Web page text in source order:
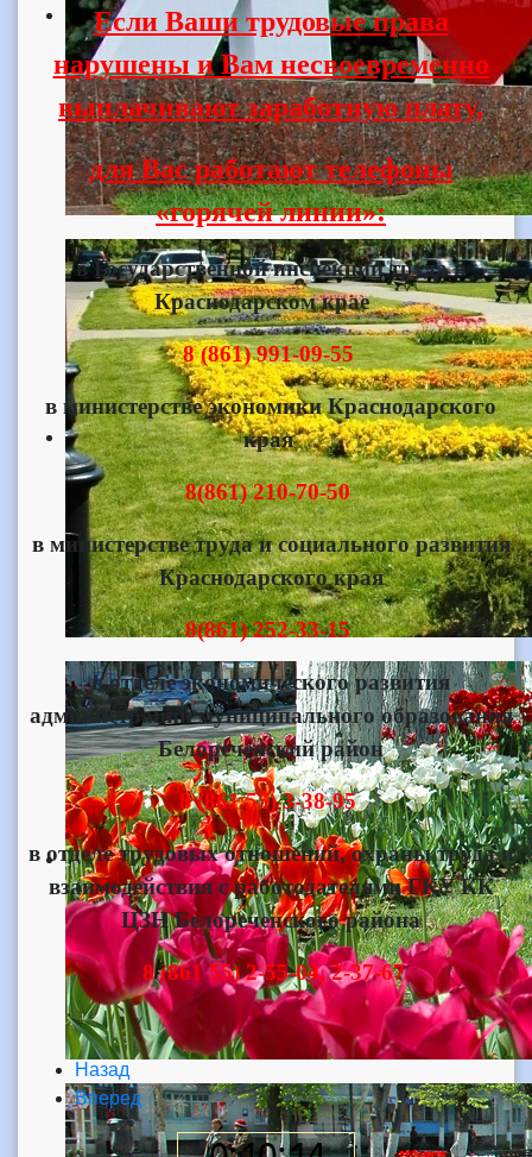
Если Ваши трудовые права
нарушены и Вам несвоевременно
выплачивают заработную плату,
для Вас работаюттелефоны
«горячей линии»:
в Государственной инспекции труда в
Краснодарском крае
8 (861) 991-09-55
в министерстве экономики Краснодарского
края
8(861) 210-70-50
в министерстве труда и социального развития
Краснодарского края
8(861) 252-33-15
в отделе экономического развития
администрации муниципального образования
Белореченский район
8 (861 55) 3-38-95
в отделе трудовых отношений, охраны труда и
взаимодействия с работодателями ГКУ КК
ЦЗН Белореченского района
8 (861 55) 2-55-04, 2-37-67
Назад
Вперед